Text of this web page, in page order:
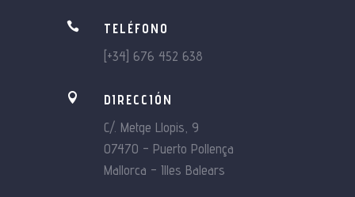

TELÉFONO
[+34] 676 452 638

DIRECCIÓN
C/. Metge Llopis, 9
07470 – Puerto Pollença
Mallorca – Illes Balears